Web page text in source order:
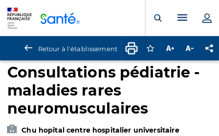
Ouvrir laMenu
Retour à l'établissement Connectez-vous
Augmenter la
Consultations pédiatrie -
maladies rares
neuromusculaires
Chu hopital centre hospitalier universitaire